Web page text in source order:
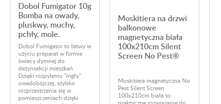
Dobol Fumigator 10g
Bomba na owady,
pluskwy, muchy,
pchły, mole.
Dobol Fumigator to łatwy w
użyciu preparat w formie
świecy dymnej do
dezynsekcji mieszkań.
Dzięki rozpyleniu "mgły"
owadobójczej, szybko
rozprzestrzenia się w
pomieszczeniach dzięki
Moskitiera na drzwi
balkonowe
magnetyczna biała
100x210cm Silent
Screen No Pest®
Moskitiera magnetyczna No
Pest Silent Screen
100x210cm biała to
praktyczne rozwiązanie do